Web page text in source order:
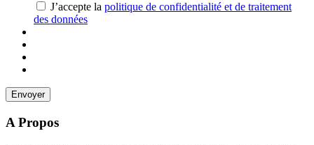
J’accepte la politique de confidentialité et de traitement
des données
A Propos